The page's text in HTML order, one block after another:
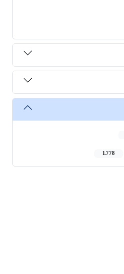
1,778